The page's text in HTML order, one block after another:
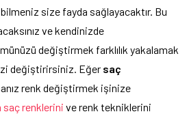
size fayda sağlayacaktır. Bu
ve kendinizde
değiştirmek farklılık yakalamak
değiştirirsiniz. Eğer saç
renk değiştirmek işinize
saç renklerini ve renk tekniklerini